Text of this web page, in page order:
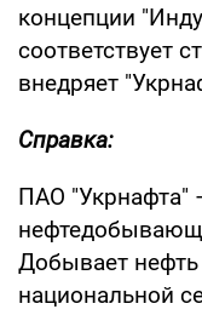
концепции
соответствует
внедряет
Справка:
ПАО "Укрнафта"
Добывает нефть
национальной